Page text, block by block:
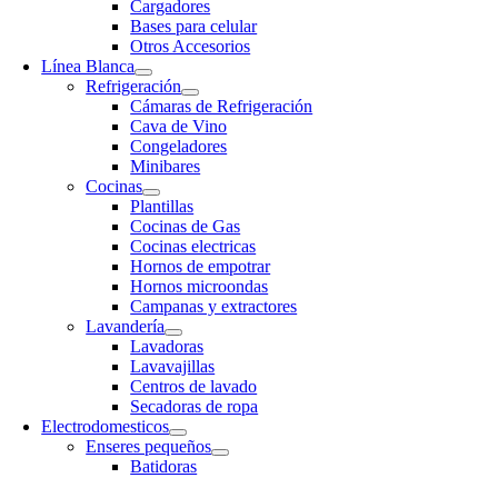
Cargadores
Bases para celular
Otros Accesorios
Línea Blanca
Refrigeración
Cámaras de Refrigeración
Cava de Vino
Congeladores
Minibares
Cocinas
Plantillas
Cocinas de Gas
Cocinas electricas
Hornos de empotrar
Hornos microondas
Campanas y extractores
Lavandería
Lavadoras
Lavavajillas
Centros de lavado
Secadoras de ropa
Electrodomesticos
Enseres pequeños
Batidoras